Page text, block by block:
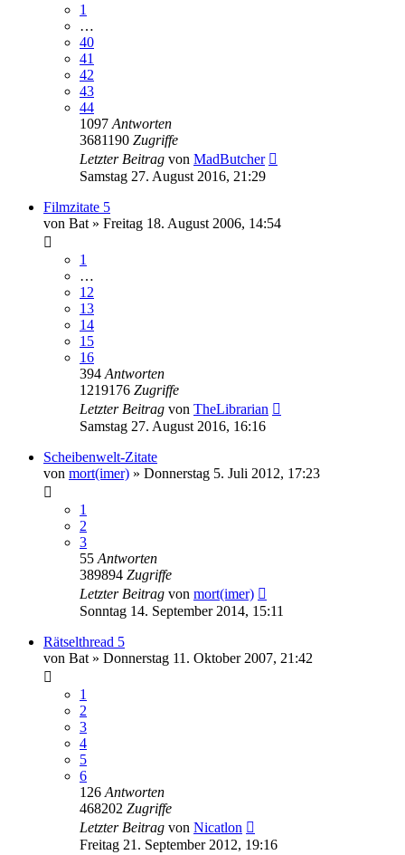
1
…
40
41
42
43
44
1097 Antworten
3681190 Zugriffe
Letzter Beitrag von MadButcher
Samstag 27. August 2016, 21:29
Filmzitate 5
von Bat » Freitag 18. August 2006, 14:54
1
…
12
13
14
15
16
394 Antworten
1219176 Zugriffe
Letzter Beitrag von TheLibrarian
Samstag 27. August 2016, 16:16
Scheibenwelt-Zitate
von mort(imer) » Donnerstag 5. Juli 2012, 17:23
1
2
3
55 Antworten
389894 Zugriffe
Letzter Beitrag von mort(imer)
Sonntag 14. September 2014, 15:11
Rätselthread 5
von Bat » Donnerstag 11. Oktober 2007, 21:42
1
2
3
4
5
6
126 Antworten
468202 Zugriffe
Letzter Beitrag von Nicatlon
Freitag 21. September 2012, 19:16